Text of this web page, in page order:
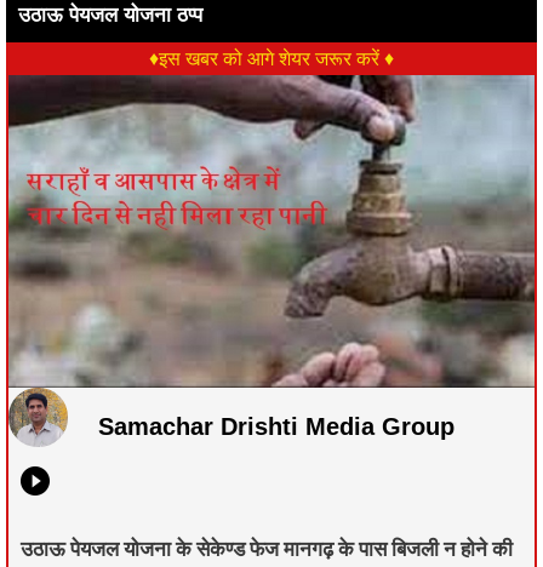
उठाऊ पेयजल योजना ठप्प
♦इस खबर को आगे शेयर जरूर करें ♦
Samachar Drishti Media Group
उठाऊ पेयजल योजना के सेकेण्ड फेज मानगढ़ के पास बिजली न होने की